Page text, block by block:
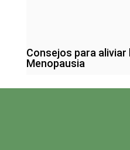
Consejos para
Menopausia